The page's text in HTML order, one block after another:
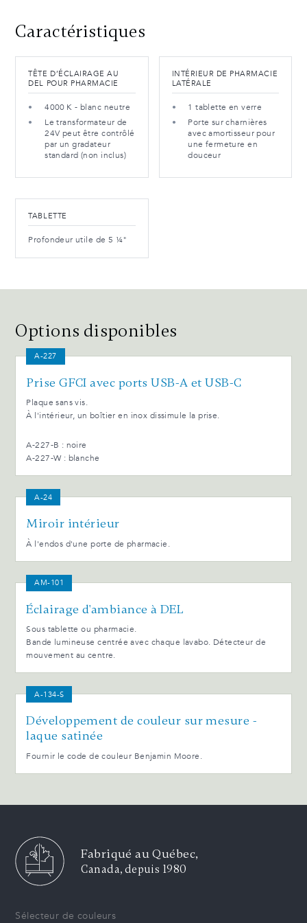
Caractéristiques
TÊTE D’ÉCLAIRAGE AU
DEL POUR PHARMACIE
4000 K - blanc neutre
Le transformateur de
24V peut être contrôlé
par un gradateur
standard (non inclus)
INTÉRIEUR DE PHARMACIE
LATÉRALE
1 tablette en verre
Porte sur charnières
avec amortisseur pour
une fermeture en
douceur
TABLETTE
Profondeur utile de 5 ¼"
Options disponibles
A-227
Prise GFCI avec ports USB-A et USB-C
Plaque sans vis.
À l'intérieur, un boîtier en inox dissimule la prise.
A-227-B : noire
A-227-W : blanche
A-24
Miroir intérieur
À l'endos d'une porte de pharmacie.
AM-101
Éclairage d'ambiance à DEL
Sous tablette ou pharmacie.
Bande lumineuse centrée avec chaque lavabo. Détecteur de
mouvement au centre.
A-134-S
Développement de couleur sur mesure -
laque satinée
Fournir le code de couleur Benjamin Moore.
Fabriqué au Québec,
Canada, depuis 1980
Sélecteur de couleurs